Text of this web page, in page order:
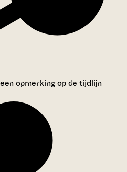
opmerking op de tijdlijn